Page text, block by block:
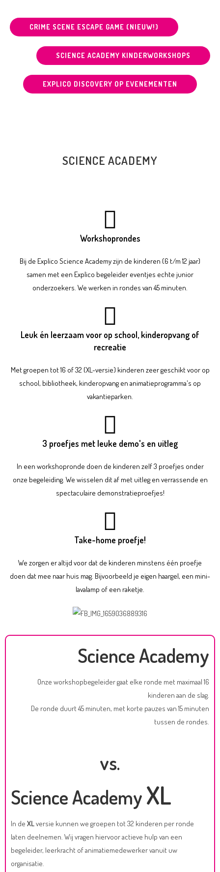
CRIME SCENE ESCAPE GAME (NIEUW!)
SCIENCE ACADEMY KINDERWORKSHOPS
EXPLICO DISCOVERY OP EVENEMENTEN
SCIENCE ACADEMY
Workshoprondes
Bij de Explico Science Academy zijn de kinderen (6 t/m 12 jaar)
samen met een Explico begeleider eventjes echte junior
onderzoekers. We werken in rondes van 45 minuten.
Leuk én leerzaam voor op school, kinderopvang of
recreatie
Met groepen tot 16 of 32 (XL-versie) kinderen zeer geschikt voor op
school, bibliotheek, kinderopvang en animatieprogramma's op
vakantieparken.
3 proefjes met leuke demo's en uitleg
In een workshopronde doen de kinderen zelf 3 proefjes onder
onze begeleiding. We wisselen dit af met uitleg en verrassende en
spectaculaire demonstratieproefjes!
Take-home proefje!
We zorgen er altijd voor dat de kinderen minstens één proefje
doen dat mee naar huis mag. Bijvoorbeeld je eigen haargel, een mini-
lavalamp of een raketje.
Science Academy
Onze workshopbegeleider gaat elke ronde met maximaal 16
kinderen aan de slag.
De ronde duurt 45 minuten, met korte pauzes van 15 minuten
tussen de rondes.
vs.
Science Academy XL
In de XLversie kunnen we groepen tot 32 kinderen per ronde
laten deelnemen. Wij vragen hiervoor actieve hulp van een
begeleider, leerkracht of animatiemedewerker vanuit uw
organisatie.